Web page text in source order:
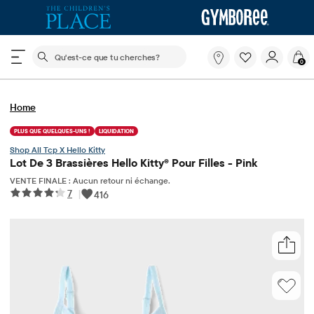
Le champ de recherche ci-dessous filtre les
Qu'est-
que
0
Home
PLUS QUE QUELQUES-UNS ! LIQUIDATION
Tcp X Hello Kitty
Lot De 3 Brassières Hello Kitty® Pour Filles - Pink
VENTE FINALE : Aucun retour ni échange.
7 | 416